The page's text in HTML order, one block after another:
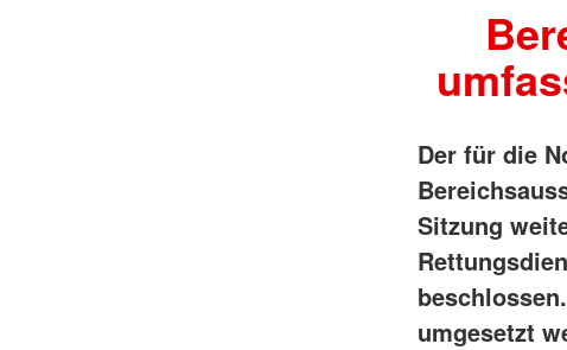
Der für die
Sitzung
umgesetzt